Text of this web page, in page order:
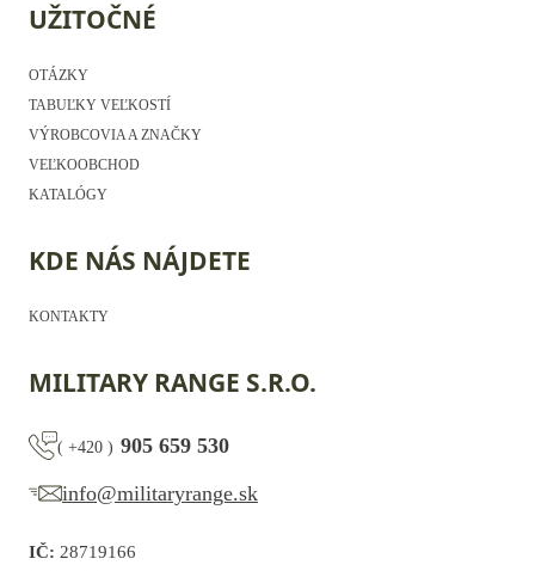
UŽITOČNÉ
OTÁZKY
TABUĽKY VEĽKOSTÍ
VÝROBCOVIA A ZNAČKY
VEĽKOOBCHOD
KATALÓGY
KDE NÁS NÁJDETE
KONTAKTY
MILITARY RANGE S.R.O.
( +420 ) 905 659 530
info@militaryrange.sk
IČ: 28719166